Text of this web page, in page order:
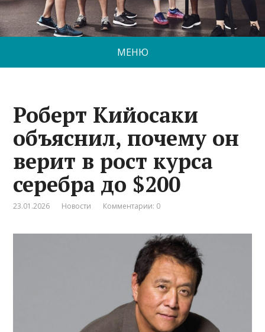
МЕНЮ
Роберт Кийосаки
объяснил, почему он
верит в рост курса
серебра до $200
23.01.2026 Новости Комментарии: 0